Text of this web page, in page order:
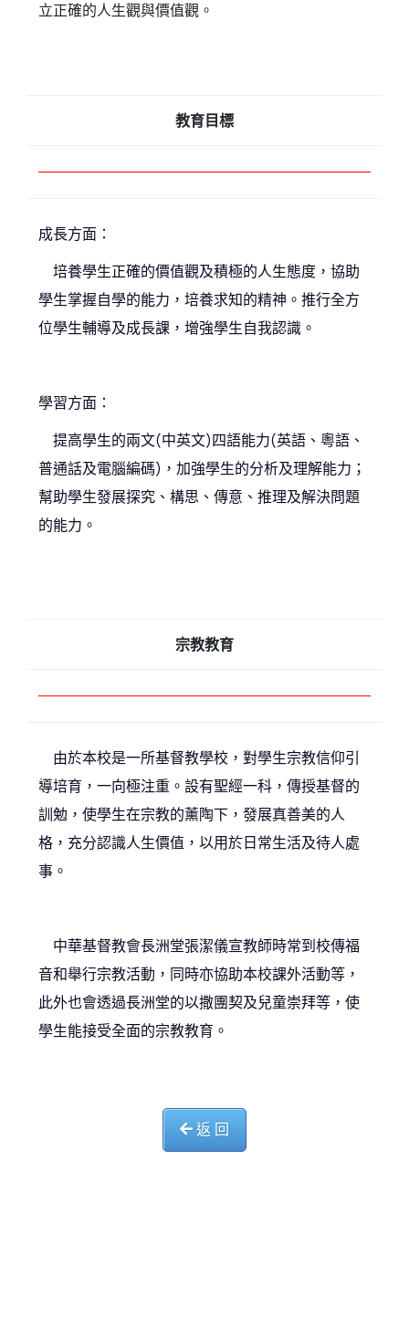
立正確的人生觀與價值觀。
教育目標
成長方面：
培養學生正確的價值觀及積極的人生態度，協助
學生掌握自學的能力，培養求知的精神。推行全方
位學生輔導及成長課，增強學生自我認識。
學習方面：
提高學生的兩文(中英文)四語能力(英語、粵語、
普通話及電腦編碼)，加強學生的分析及理解能力；
幫助學生發展探究、構思、傳意、推理及解決問題
的能力。
宗教教育
由於本校是一所基督教學校，對學生宗教信仰引
導培育，一向極注重。設有聖經一科，傳授基督的
訓勉，使學生在宗教的薰陶下，發展真善美的人
格，充分認識人生價值，以用於日常生活及待人處
事。
中華基督教會長洲堂張潔儀宣教師時常到校傳福
音和舉行宗教活動，同時亦協助本校課外活動等，
此外也會透過長洲堂的以撒團契及兒童崇拜等，使
學生能接受全面的宗教教育。
返 回